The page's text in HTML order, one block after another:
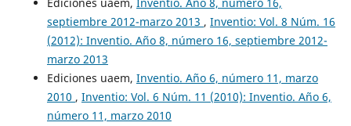
Ediciones uaem, Inventio. Año 8, número 16,
septiembre 2012-marzo 2013 , Inventio: Vol. 8 Núm. 16
(2012): Inventio. Año 8, número 16, septiembre 2012-
marzo 2013
Ediciones uaem, Inventio. Año 6, número 11, marzo
2010 , Inventio: Vol. 6 Núm. 11 (2010): Inventio. Año 6,
número 11, marzo 2010